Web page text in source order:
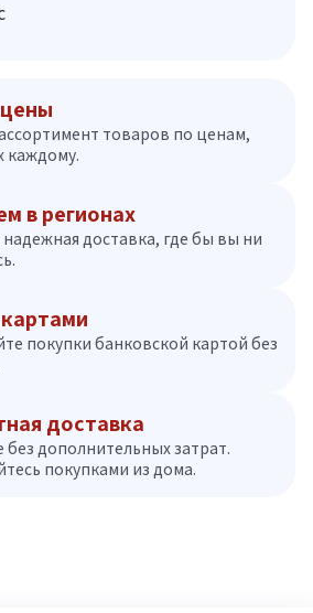
товаров по ценам,
каждому.
в регионах
доставка, где бы вы ни
покупки банковской картой без
доставка
без дополнительных затрат.
покупками из дома.